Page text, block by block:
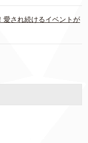
愛され続けるイベントが